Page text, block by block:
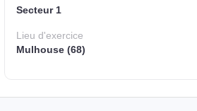
Secteur 1
Lieud'exercice
Mulhouse (68)